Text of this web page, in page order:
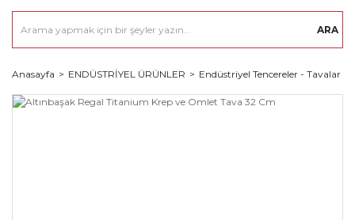
ARA
Anasayfa ENDÜSTRİYEL ÜRÜNLER Endüstriyel Tencereler - Tavalar -